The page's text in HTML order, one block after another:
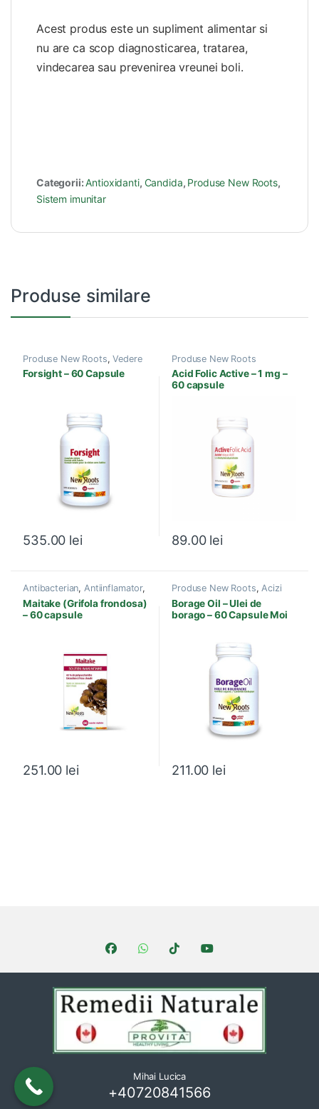
Acest produs este un supliment alimentar si
nu are ca scop diagnosticarea, tratarea,
vindecarea sau prevenirea vreunei boli.
Categorii:Antioxidanti, Candida, Produse New Roots,
Sistem imunitar
Produse similare
Produse New Roots,Vedere
Forsight – 60 Capsule
535.00 lei
Produse New Roots
Acid Folic Active – 1 mg –
60 capsule
89.00 lei
Antibacterian,Antiinflamator,
Antiviral
Boli
Cardiovasculare,Ciuperci
Terapeutice,Depresie si
Maitake (Grifola frondosa)
– 60 capsule
251.00 lei
Produse New Roots,Acizi
grasi esentiali
Borage Oil – Ulei de
borago – 60 Capsule Moi
211.00 lei
Mihai Lucica
+40720841566